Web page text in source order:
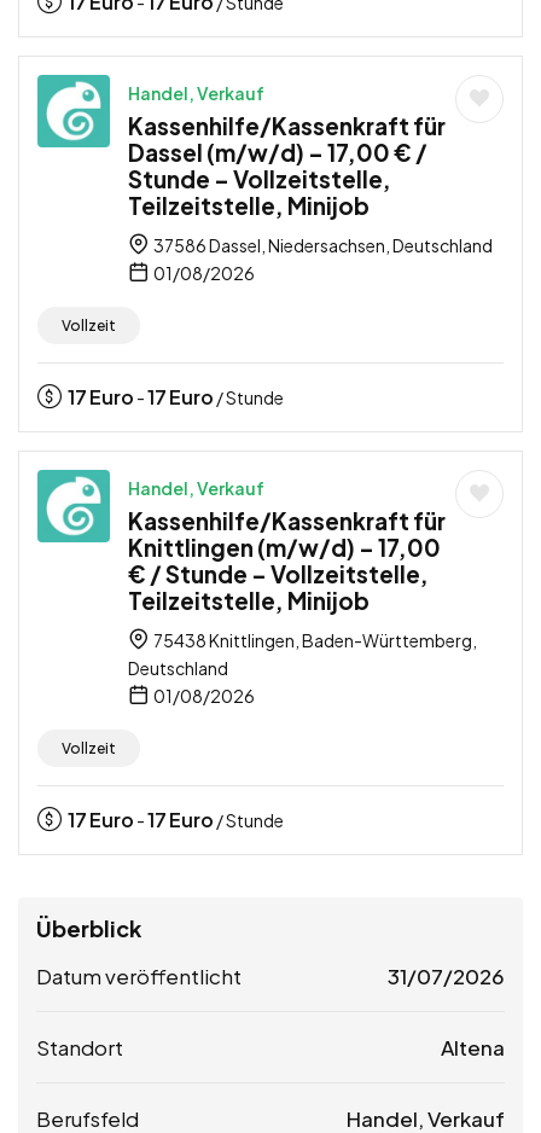
Handel, Verkauf
Kassenhilfe/Kassenkraft für
Dassel (m/w/d) – 17,00 € /
Stunde – Vollzeitstelle,
Teilzeitstelle, Minijob
37586 Dassel, Niedersachsen, Deutschland
01/08/2026
Vollzeit
17Euro -17Euro / Stunde
Handel, Verkauf
Kassenhilfe/Kassenkraft für
Knittlingen (m/w/d) – 17,00
€ / Stunde – Vollzeitstelle,
Teilzeitstelle, Minijob
75438 Knittlingen, Baden-Württemberg,
Deutschland
01/08/2026
Vollzeit
17Euro -17Euro / Stunde
Überblick
Datum veröffentlicht 31/07/2026
Standort Altena
Berufsfeld Handel, Verkauf